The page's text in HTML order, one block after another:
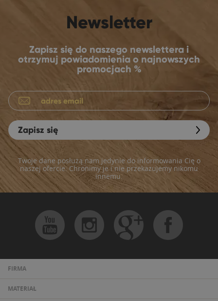
Newsletter
Zapisz się do naszego newslettera i
otrzymuj powiadomienia o najnowszych
promocjach %
Zapisz się
Twoje dane posłużą nam jedynie do informowania Cię o
naszej ofercie. Chronimy je i nie przekazujemy nikomu
innemu.
FIRMA
MATERIAŁ